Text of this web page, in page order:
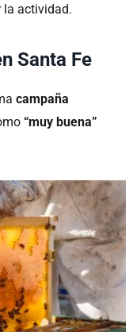
la actividad.
Santa Fe
campaña
“muy buena”